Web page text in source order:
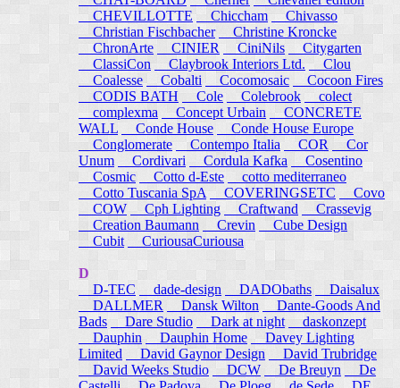
CHEVILLOTTE
Chiccham
Chivasso
Christian Fischbacher
Christine Kroncke
ChronArte
CINIER CiniNils
Citygarten
ClassiCon
Claybrook Interiors Ltd.
Clou
Coalesse
Cobalti Cocomosaic
Cocoon Fires
CODIS BATH
Cole Colebrook
colect
complexma
Concept Urbain
CONCRETE
WALL
Conde House
Conde House Europe
Conglomerate
Contempo Italia COR
Cor
Unum
Cordivari Cordula Kafka
Cosentino
Cosmic
Cotto d-Este
cotto mediterraneo
Cotto Tuscania SpA
COVERINGSETC
Covo
COW
Cph Lighting Craftwand
Crassevig
Creation Baumann
Crevin
Cube Design
Cubit
CuriousaCuriousa
D
D-TEC
dade-design DADObaths
Daisalux
DALLMER
Dansk Wilton
Dante-Goods And
Bads
Dare Studio Dark at night
daskonzept
Dauphin
Dauphin Home
Davey Lighting
Limited
David Gaynor Design
David Trubridge
David Weeks Studio
DCW De Breuyn
De